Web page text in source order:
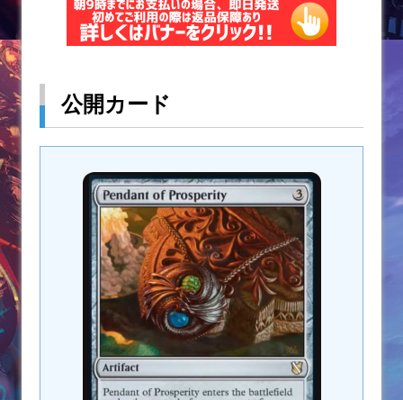
公開カード